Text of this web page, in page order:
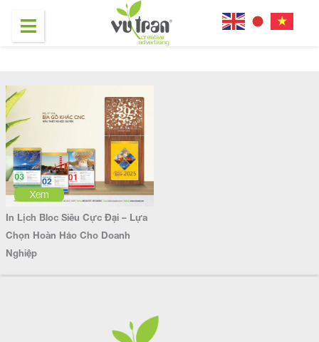
Xem
In Lịch Bloc Siêu Cực Đại – Lựa
Chọn Hoàn Hảo Cho Doanh
Nghiệp